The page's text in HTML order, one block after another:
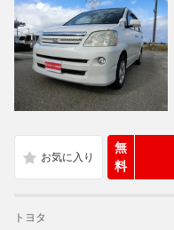
無
料
トヨタ